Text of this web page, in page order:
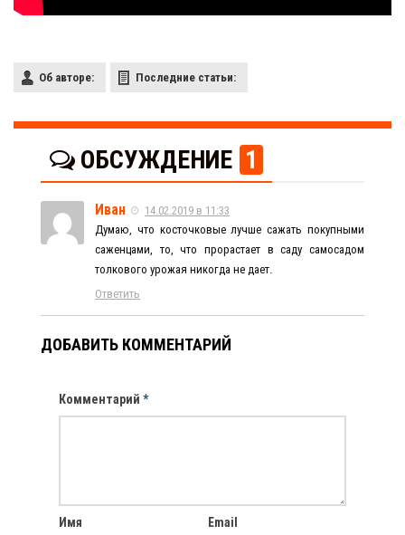
Об авторе: Последние статьи:
ОБСУЖДЕНИЕ 1
Иван
14.02.2019 в 11:33
Думаю, что косточковые лучше сажать покупными
саженцами, то, что прорастает в саду самосадом
толкового урожая никогда не дает.
Ответить
ДОБАВИТЬ КОММЕНТАРИЙ
Комментарий *
Имя Email